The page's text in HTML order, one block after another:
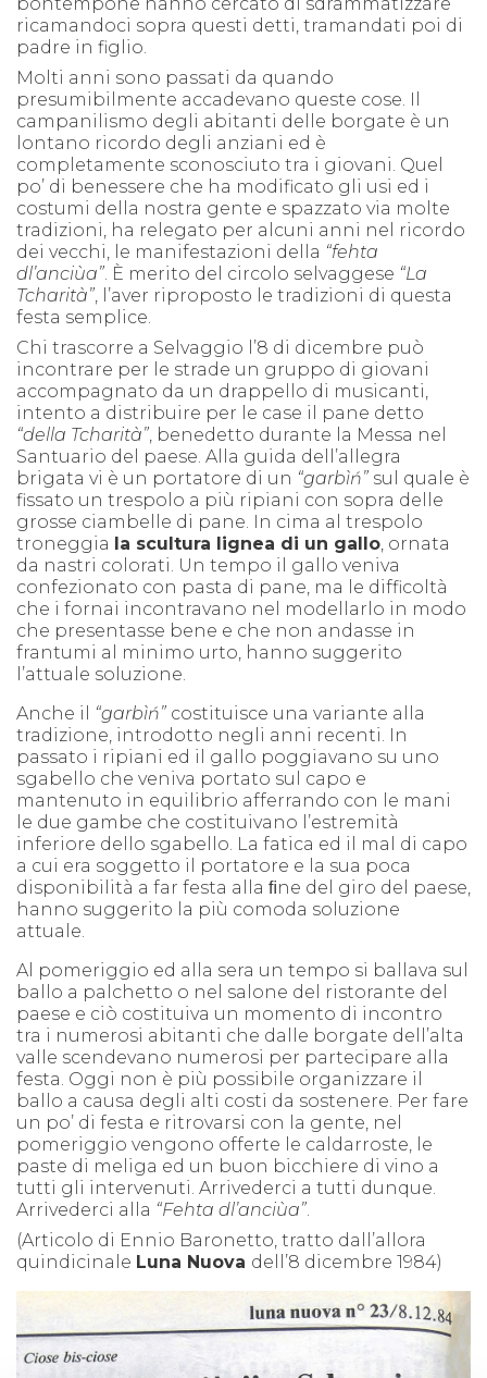
bontempone hanno cercato di sdrammatizzare
ricamandoci sopra questi detti, tramandati poi di
padre in figlio.
Molti anni sono passati da quando
presumibilmente accadevano queste cose. Il
campanilismo degli abitanti delle borgate è un
lontano ricordo degli anziani ed è
completamente sconosciuto tra i giovani. Quel
po’ di benessere che ha modificato gli usi ed i
costumi della nostra gente e spazzato via molte
tradizioni, ha relegato per alcuni anni nel ricordo
dei vecchi, le manifestazioni della “fehta
dl’anciùa”. È merito del circolo selvaggese “La
Tcharità”, l’aver riproposto le tradizioni di questa
festa semplice.
Chi trascorre a Selvaggio l’8 di dicembre può
incontrare per le strade un gruppo di giovani
accompagnato da un drappello di musicanti,
intento a distribuire per le case il pane detto
“della Tcharità”, benedetto durante la Messa nel
Santuario del paese. Alla guida dell’allegra
brigata vi è un portatore di un “garbìń” sul quale è
fissato un trespolo a più ripiani con sopra delle
grosse ciambelle di pane. In cima al trespolo
troneggia
la scultura lignea di un gallo, ornata
da nastri colorati. Un tempo il gallo veniva
confezionato con pasta di pane, ma le difficoltà
che i fornai incontravano nel modellarlo in modo
che presentasse bene e che non andasse in
frantumi al minimo urto, hanno suggerito
l’attuale soluzione.
Anche il
“garbìń” costituisce una variante alla
tradizione, introdotto negli anni recenti. In
passato i ripiani ed il gallo poggiavano su uno
sgabello che veniva portato sul capo e
mantenuto in equilibrio afferrando con le mani
le due gambe che costituivano l’estremità
inferiore dello sgabello. La fatica ed il mal di capo
a cui era soggetto il portatore e la sua poca
disponibilità a far festa alla ﬁne del giro del paese,
hanno suggerito la più comoda soluzione
attuale.
Al pomeriggio ed alla sera un tempo si ballava sul
ballo a palchetto o nel salone del ristorante del
paese e ciò costituiva un momento di incontro
tra i numerosi abitanti che dalle borgate dell’alta
valle scendevano numerosi per partecipare alla
festa. Oggi non è più possibile organizzare il
ballo a causa degli alti costi da sostenere. Per fare
un po’ di festa e ritrovarsi con la gente, nel
pomeriggio vengono offerte le caldarroste, le
paste di meliga ed un buon bicchiere di vino a
tutti gli intervenuti. Arrivederci a tutti dunque.
Arrivederci alla “Fehta dl’anciùa”.
(Articolo di Ennio Baronetto, tratto dall’allora
quindicinale Luna Nuova dell’8 dicembre 1984)